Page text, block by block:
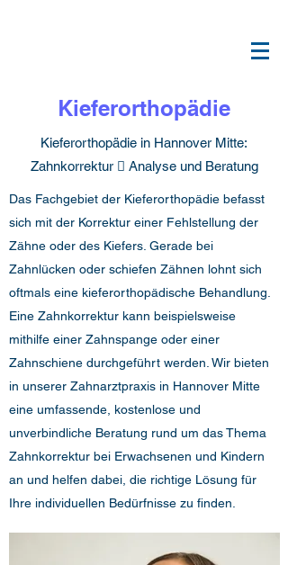
Kieferorthopädie
Kieferorthopädie in Hannover Mitte:
Zahnkorrektur  Analyse und Beratung
Das Fachgebiet der Kieferorthopädie befasst
sich mit der Korrektur einer Fehlstellung der
Zähne oder des Kiefers. Gerade bei
Zahnlücken oder schiefen Zähnen lohnt sich
oftmals eine kieferorthopädische Behandlung.
Eine Zahnkorrektur kann beispielsweise
mithilfe einer Zahnspange oder einer
Zahnschiene durchgeführt werden. Wir bieten
in unserer Zahnarztpraxis in Hannover Mitte
eine umfassende, kostenlose und
unverbindliche Beratung rund um das Thema
Zahnkorrektur bei Erwachsenen und Kindern
an und helfen dabei, die richtige Lösung für
Ihre individuellen Bedürfnisse zu finden.